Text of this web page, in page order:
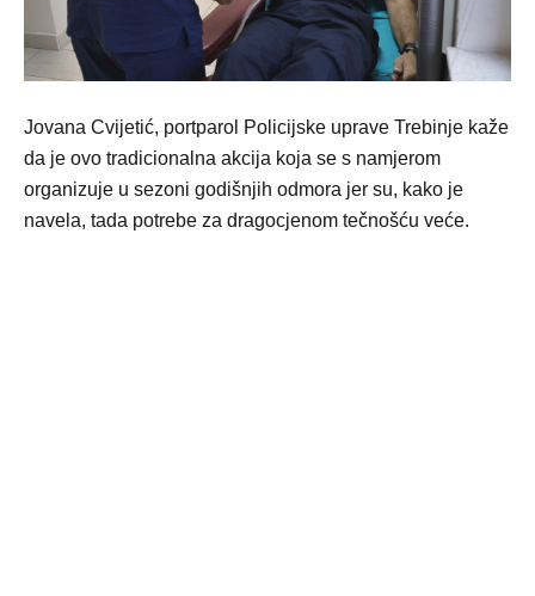
Jovana Cvijetić, portparol Policijske uprave Trebinje kaže
da je ovo tradicionalna akcija koja se s namjerom
organizuje u sezoni godišnjih odmora jer su, kako je
navela, tada potrebe za dragocjenom tečnošću veće.